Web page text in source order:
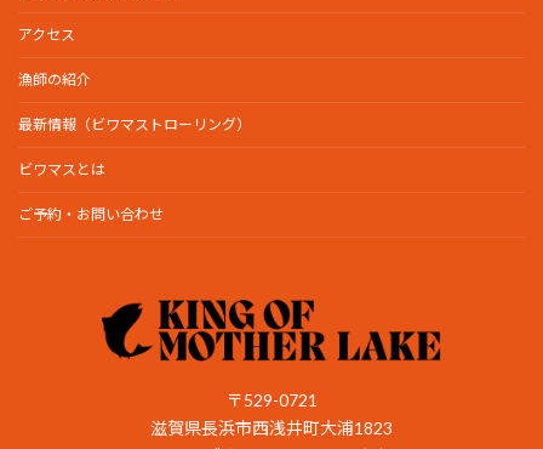
アクセス
漁師の紹介
最新情報（ビワマストローリング）
ビワマスとは
ご予約・お問い合わせ
〒529-0721
滋賀県長浜市西浅井町大浦1823